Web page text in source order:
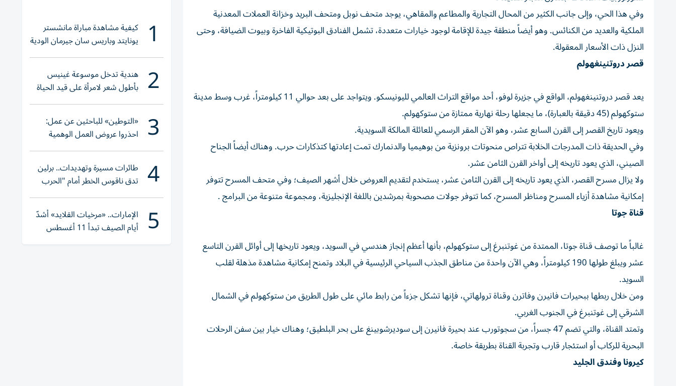
وفي هذا الحي، وإلى جانب الكثير من المحال التجارية والمطاعم والمقاهي، يوجد متحف نوبل ومتحف البريد وخزانة العملات المعدنية
الملكية والعديد من الكنائس. وهو أيضاً منطقة جيدة للإقامة لوجود خيارات متعددة، تشمل الفنادق البوتيكية الفاخرة وبيوت الضيافة، وحتى
النزل ذات الأسعار المعقولة.
قصر دروتنينغهولم
يعد قصر دروتنينغهولم، الواقع في جزيرة لوفو، أحد مواقع التراث العالمي لليونيسكو. ويتواجد على بعد حوالي 11 كيلومتراً، غرب وسط مدينة
ستوكهولم (45 دقيقة بالعبارة)، ما يجعلها رحلة نهارية ممتازة من ستوكهولم.
ويعود تاريخ القصر إلى القرن السابع عشر، وهو الآن المقر الرسمي للعائلة المالكة السويدية.
وفي الحديقة ذات المدرجات الخلابة تتراص منحوتات برونزية من بوهيميا والدنمارك تمت إعادتها كتذكارات حرب. وهناك أيضاً الجناح
الصيني، الذي يعود تاريخه إلى أواخر القرن الثامن عشر.
ولا يزال مسرح القصر، الذي يعود تاريخه إلى القرن الثامن عشر، يستخدم لتقديم العروض خلال أشهر الصيف؛ وفي متحف المسرح تتوفر
إمكانية مشاهدة أزياء المسرح ومناظر المسرح، كما تتوفر جولات مصحوبة بمرشدين باللغة الإنجليزية، ومجموعة متنوعة من البرامج .
قناة جوتا
غالباً ما توصف قناة جوتا، الممتدة من غوتنبرغ إلى ستوكهولم، بأنها أعظم إنجاز هندسي في السويد، ويعود تاريخها إلى أوائل القرن التاسع
عشر ويبلغ طولها 190 كيلومتراً، وهي الآن واحدة من مناطق الجذب السياحي الرئيسية في البلاد وتمنح إمكانية مشاهدة مذهلة لقلب
السويد.
ومن خلال ربطها ببحيرات فانيرن وفاترن وقناة ترولهاتي، فإنها تشكل جزءاً من رابط مائي على طول الطريق من ستوكهولم في الشمال
الشرقي إلى غوتنبرغ في الجنوب الغربي.
وتمتد القناة، والتي تضم 47 جسراً، من سجوتورب عند بحيرة فانيرن إلى سوديرشوبينغ على بحر البلطيق؛ وهناك خيار بين سفن الرحلات
البحرية للركاب أو استئجار قارب وتجربة القناة بطريقة خاصة.
كيرونا وفندق الجليد
1 كيفية مشاهدة مباراة مانشستر
يونايتد وباريس سان جيرمان الودية
والقنوات الناقلة
2 هندية تدخل موسوعة غينيس
بأطول شعر لامرأة على قيد الحياة
3 «التوطين» للباحثين عن عمل:
احذروا عروض العمل الوهمية
وتحققوا عبر «الباركود»
4 طائرات مسيرة وتهديدات.. برلين
تدق ناقوس الخطر أمام "الحرب
الهجينة"
5 الإمارات.. «مرخيات القلايد» أشدّ
أيام الصيف تبدأ 11 أغسطس